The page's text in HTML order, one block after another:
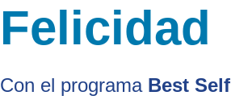
Felicidad
Con el programa Best Self